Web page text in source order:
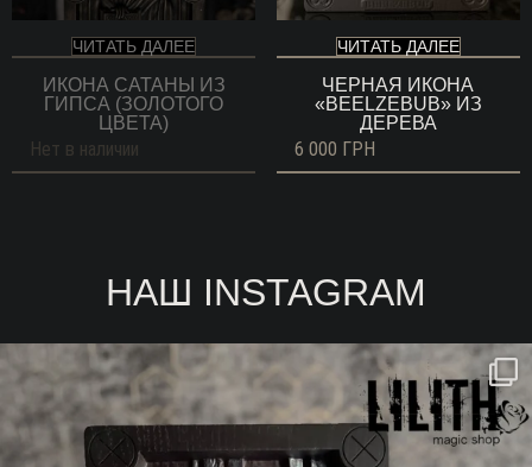
ЧИТАТЬ ДАЛЕЕ
ИКОНА САТАНЫ ИЗ
ГИПСА (ЗОЛОТОГО
ЦВЕТА)
Нет в наличии
ЧИТАТЬ ДАЛЕЕ
ЧЕРНАЯ ИКОНА
«BEELZEBUB» ИЗ
ДЕРЕВА
6 000 ГРН
НАШ INSTAGRAM